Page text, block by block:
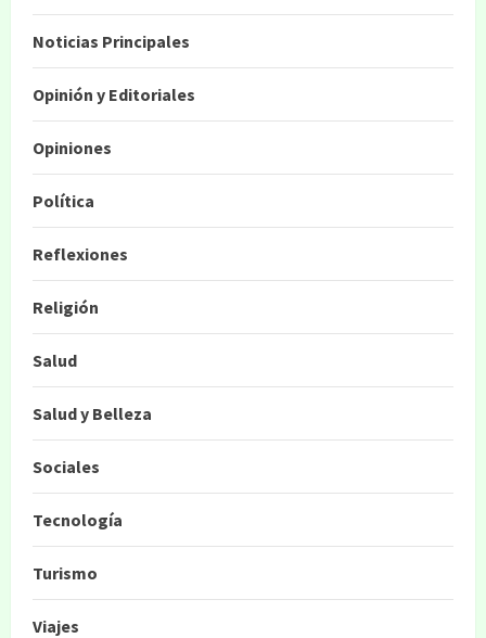
Noticias Principales
Opinión y Editoriales
Opiniones
Política
Reflexiones
Religión
Salud
Salud y Belleza
Sociales
Tecnología
Turismo
Viajes